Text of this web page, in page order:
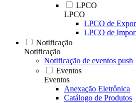
LPCO
LPCO
LPCO de
LPCO de
Notificação
Notificação
Notificação de eventos push
Eventos
Eventos
Anexação Eletrônica
Catálogo de Produtos